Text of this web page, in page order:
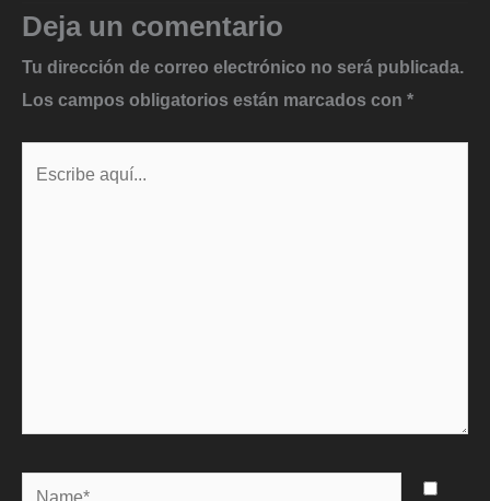
Deja un comentario
Tu dirección de correo electrónico no será publicada.
Los campos obligatorios están marcados con *
Name*